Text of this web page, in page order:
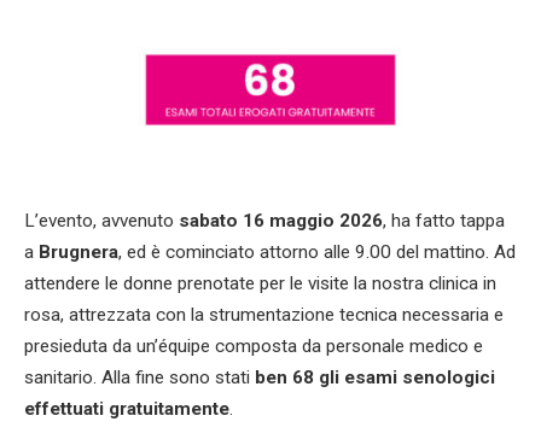
L’evento, avvenuto sabato 16 maggio 2026, ha fatto tappa
a Brugnera, ed è cominciato attorno alle 9.00 del mattino. Ad
attendere le donne prenotate per le visite la nostra clinica in
rosa, attrezzata con la strumentazione tecnica necessaria e
presieduta da un’équipe composta da personale medico e
sanitario. Alla fine sono stati ben 68 gli esami senologici
effettuati gratuitamente.